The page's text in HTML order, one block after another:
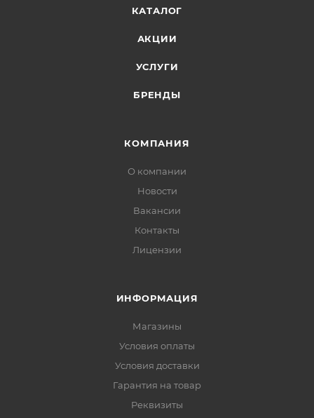
КАТАЛОГ
АКЦИИ
УСЛУГИ
БРЕНДЫ
КОМПАНИЯ
О компании
Новости
Вакансии
Контакты
Лицензии
ИНФОРМАЦИЯ
Магазины
Условия оплаты
Условия доставки
Гарантия на товар
Реквизиты